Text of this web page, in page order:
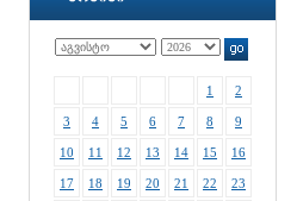
1 2
3 4 5 6 7 8 9
10 11 12 13 14 15 16
17 18 19 20 21 22 23